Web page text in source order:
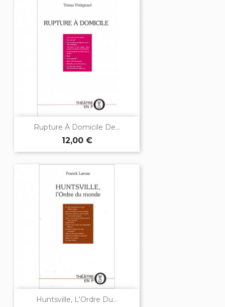
Rupture À Domicile De...
12,00 €
Huntsville, L'Ordre Du...